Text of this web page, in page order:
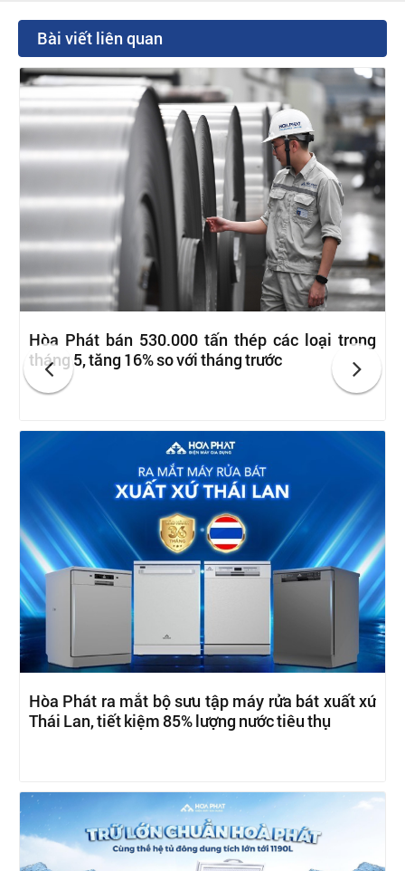
Bài viết liên quan
Hòa Phát bán 530.000 tấn thép các loại trong
tháng 5, tăng 16% so với tháng trước
Hòa Phát ra mắt bộ sưu tập máy rửa bát xuất xứ
Thái Lan, tiết kiệm 85% lượng nước tiêu thụ